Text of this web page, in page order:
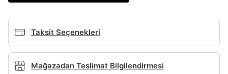
Taksit Seçenekleri
Mağazadan Teslimat Bilgilendirmesi
Soyad*